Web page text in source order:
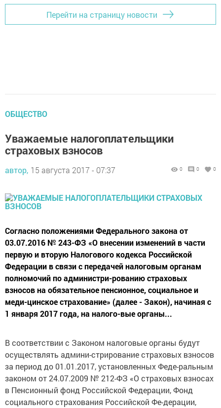
Перейти на страницу новости
ОБЩЕСТВО
Уважаемые налогоплательщики
страховых взносов
автор, 15 августа 2017 - 07:37 0 0 0
Согласно положениями Федерального закона от
03.07.2016 № 243-ФЗ «О внесении изменений в части
первую и вторую Налогового кодекса Российской
Федерации в связи с передачей налоговым органам
полномочий по администри-рованию страховых
взносов на обязательное пенсионное, социальное и
меди-цинское страхование» (далее - Закон), начиная с
1 января 2017 года, на налого-вые органы...
В соответствии с Законом налоговые органы будут
осуществлять админи-стрирование страховых взносов
за период до 01.01.2017, установленных Феде-ральным
законом от 24.07.2009 № 212-ФЗ «О страховых взносах
в Пенсионный фонд Российской Федерации, Фонд
социального страхования Российской Фе-дерации,